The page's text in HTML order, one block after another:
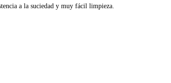
a la suciedad y muy fácil limpieza.